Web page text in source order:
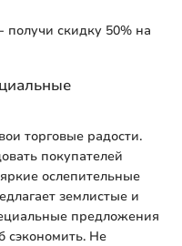
получи скидку 50% на
торговые радости.
покупателей
ослепительные
землистые и
предложения
сэкономить. Не